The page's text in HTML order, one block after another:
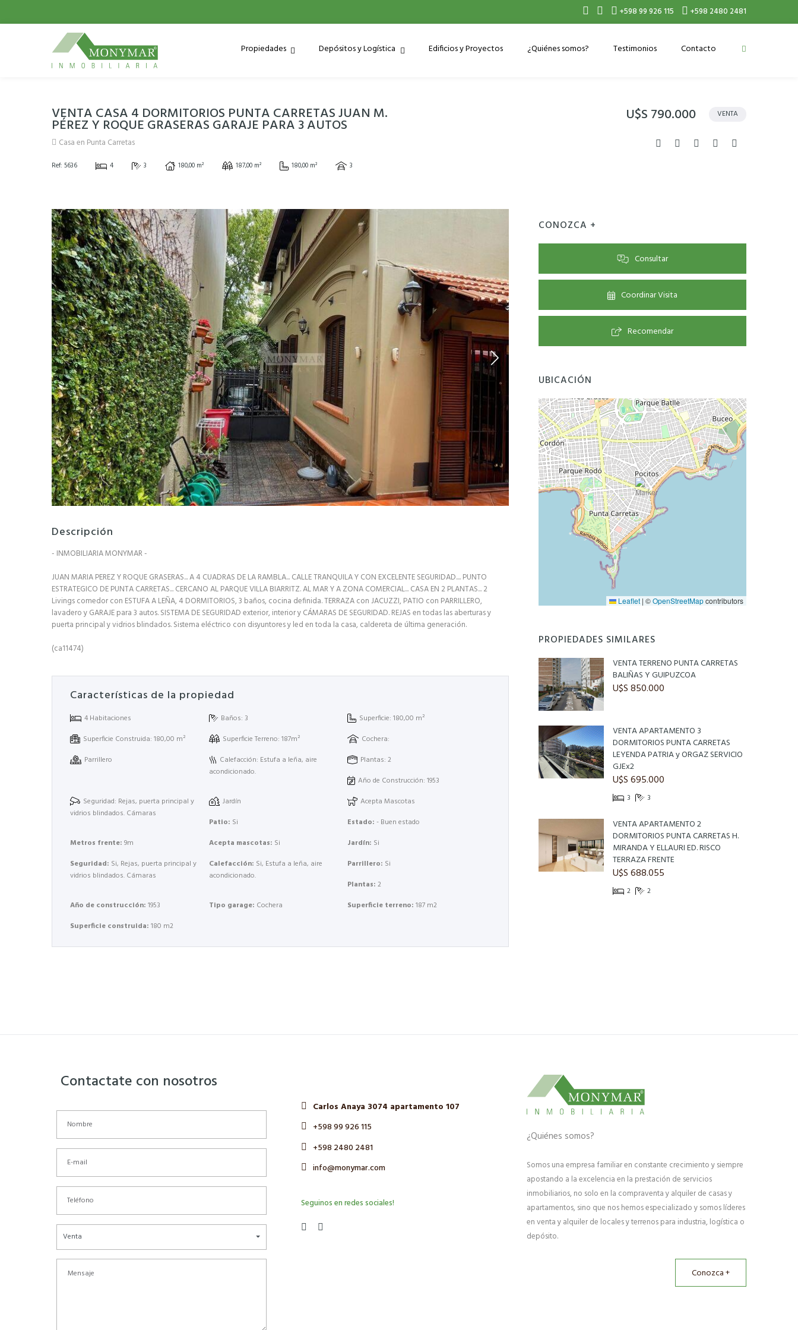
+598 99 926 115 +598 2480 2481
Propiedades Depósitos y Logística Edificios y Proyectos ¿Quiénes somos? Testimonios Contacto
VENTA CASA 4 DORMITORIOS PUNTA CARRETAS JUAN M.
PÉREZ Y ROQUE GRASERAS GARAJE PARA 3 AUTOS
Casa en Punta Carretas
Ref: 5636 4 3 180,00 m² 187,00 m² 180,00 m² 3
U$S 790.000 VENTA
Descripción
- INMOBILIARIA MONYMAR -
JUAN MARIA PEREZ Y ROQUE GRASERAS... A 4 CUADRAS DE LA RAMBLA... CALLE TRANQUILA Y CON EXCELENTE SEGURIDAD.... PUNTO
ESTRATEGICO DE PUNTA CARRETAS... CERCANO AL PARQUE VILLA BIARRITZ. AL MAR Y A ZONA COMERCIAL... CASA EN 2 PLANTAS... 2
Livings comedor con ESTUFA A LEÑA, 4 DORMITORIOS, 3 baños, cocina definida. TERRAZA con JACUZZI, PATIO con PARRILLERO,
lavadero y GARAJE para 3 autos. SISTEMA DE SEGURIDAD exterior, interior y CÁMARAS DE SEGURIDAD. REJAS en todas las aberturas y
puerta principal y vidrios blindados. Sistema eléctrico con disyuntores y led en toda la casa, caldereta de última generación.
(ca11474)
Características de la propiedad
4 Habitaciones Baños: 3
Superficie: 180,00 m²
Superficie Construida: 180,00 m²
Superficie Terreno: 187m²
Cochera:
Parrillero
Calefacción: Estufa a leña, aire
acondicionado.
Plantas: 2
Año de Construcción: 1953
Seguridad: Rejas, puerta principal y
vidrios blindados. Cámaras
Jardín
Acepta Mascotas
Patio: Si Estado:- Buen estado
Metros frente: 9m Acepta mascotas: Si Jardín: Si
Seguridad: Si, Rejas, puerta principal y
vidrios blindados. Cámaras
Calefacción: Si, Estufa a leña, aire
acondicionado.
Parrillero: Si
Plantas:2
Año de construcción: 1953 Tipo garage: Cochera Superficie terreno:187 m2
Superficie construida: 180 m2
CONOZCA +
Consultar
Coordinar Visita
Recomendar
UBICACIÓN
Leaflet | ©OpenStreetMapcontributors
PROPIEDADES SIMILARES
VENTA TERRENO PUNTA CARRETAS
BALIÑAS Y GUIPUZCOA
U$S 850.000
VENTA APARTAMENTO 3
DORMITORIOS PUNTA CARRETAS
LEYENDA PATRIA y ORGAZ SERVICIO
GJEx2
U$S 695.000
3 3
VENTA APARTAMENTO 2
DORMITORIOS PUNTA CARRETAS H.
MIRANDA Y ELLAURI ED. RISCO
TERRAZA FRENTE
U$S 688.055
2 2
Contactate con nosotros
Venta
Carlos Anaya 3074 apartamento 107
+598 99 926 115
+598 2480 2481
info@monymar.com
Seguinos en redes sociales!
¿Quiénes somos?
Somos una empresa familiar en constante crecimiento y siempre
apostando a la excelencia en la prestación de servicios
inmobiliarios, no solo en la compraventa y alquiler de casas y
apartamentos, sino que nos hemos especializado y somos líderes
en venta y alquiler de locales y terrenos para industria, logística o
depósito.
Conozca +